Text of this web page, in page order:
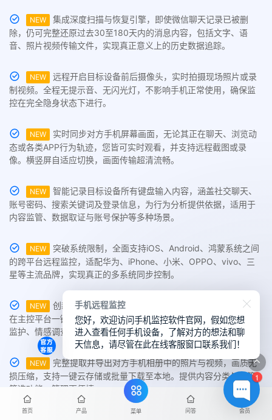
NEW
集成深度扫描与恢复引擎，即使微信聊天记录已被删
除，仍可完整还原过去30至180天内的消息内容，包括文字、语
音、照片视频传输文件，实现真正意义上的历史数据追踪。
NEW
远程开启目标设备前后摄像头，实时拍摄现场照片或录
制视频。全程无提示音、无闪光灯，不影响手机正常使用，确保监
控在完全隐身状态下进行。
NEW
实时同步对方手机屏幕画面，无论其正在聊天、浏览动
态或各类APP行为轨迹，您皆可实时观看，并支持远程截图或录
像。横竖屏自适应切换，画面传输超清流畅。
NEW
智能记录目标设备所有键盘输入内容，涵盖社交聊天、
账号密码、搜索关键词及登录信息，为行为分析提供依据，适用于
内容监管、数据取证与账号保护等多种场景。
NEW
突破系统限制，全面支持iOS、Android、鸿蒙系统之间
的跨平台远程监控，适配华为、iPhone、小米、OPPO、vivo、三
星等主流品牌，实现真正的多系统同步控制。
NEW
创新支持同时在线监控多台不同系统手机设备，用户可
在主控平台一键切换查看，实现多设备数据集中管理，适用于家庭
监护、情感调查与企业级管控需求。
NEW
完整提取并导出对方手机相册中的照片与视频，画质无
损压缩，支持一键云存储或批量下载至本地。提供内容分类与标签
筛选功能，管理更便捷。
首页 产品 菜单 问答 会员
1
手机远程监控
您好，欢迎访问手机监控软件官网，假如您想
进入查看任何手机设备，了解对方的想法和聊
天信息，请尽管在此在线客服窗口联系我们！